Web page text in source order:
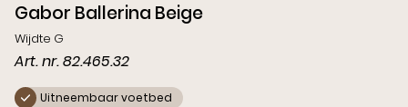
Gabor Ballerina Beige
Wijdte G
Art. nr. 82.465.32
Uitneembaar voetbed